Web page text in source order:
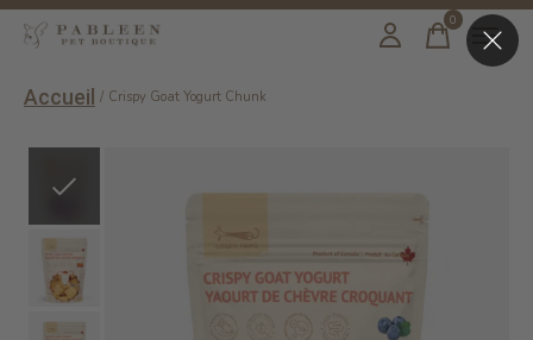
0items
Accueil / Crispy Goat Yogurt Chunk